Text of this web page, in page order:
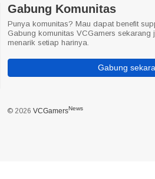
Gabung Komunitas
Punya komunitas? Mau dapat benefit
Gabung komunitas VCGamers
menarik setiap harinya.
Gabung
© 2026 VCGamersNews